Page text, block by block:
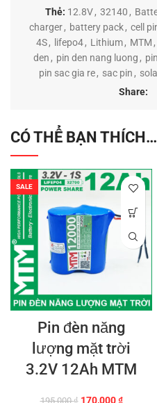
Thẻ: 12.8V , 32140 ,
charger, battery pack, cell
4S, lifepo4, Lithium, MTM ,
den , pin den nang luong ,
pin sac gia re , sac pin ,
Share:
CÓ THỂ BẠN THÍCH…
SALE
Pin đèn năng
lượng mặt trời
3.2V 12Ah MTM
195,000₫ Giá
170,000₫Giá